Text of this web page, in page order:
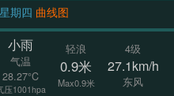
8-20 星期四 曲线图
小雨
气温
28.27°C
压1001hpa
轻浪
0.9米
Max0.9米
4级
27.1km/h
东风